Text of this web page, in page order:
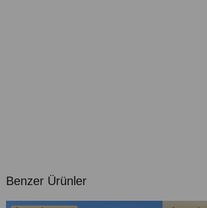
Benzer Ürünler